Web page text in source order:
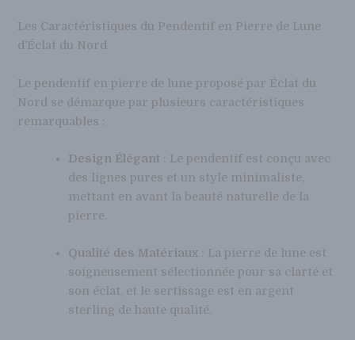
Les Caractéristiques du Pendentif en Pierre de Lune
d’Éclat du Nord
Le pendentif en pierre de lune proposé par Éclat du
Nord se démarque par plusieurs caractéristiques
remarquables :
Design Élégant : Le pendentif est conçu avec
des lignes pures et un style minimaliste,
mettant en avant la beauté naturelle de la
pierre.
Qualité des Matériaux : La pierre de lune est
soigneusement sélectionnée pour sa clarté et
son éclat, et le sertissage est en argent
sterling de haute qualité.